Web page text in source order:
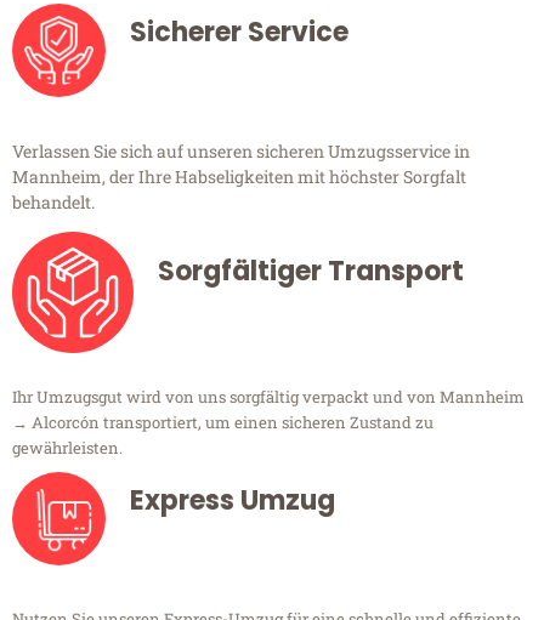
Sicherer Service
Verlassen Sie sich auf unseren sicheren Umzugsservice in
Mannheim, der Ihre Habseligkeiten mit höchster Sorgfalt
behandelt.
Sorgfältiger Transport
Ihr Umzugsgut wird von uns sorgfältig verpackt und von Mannheim
→ Alcorcón transportiert, um einen sicheren Zustand zu
gewährleisten.
Express Umzug